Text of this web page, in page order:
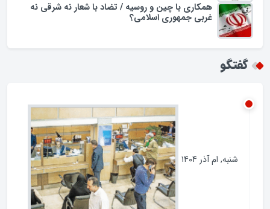
همکاری با چین و روسیه / تضاد با شعار نه شرقی نه
غربی جمهوری اسلامی؟
گفتگو
شنبه, ام آذر ۱۴۰۴